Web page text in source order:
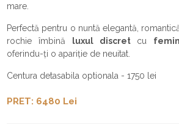
mare.
Perfectă pentru o nuntă elegantă,
rochie îmbină
luxul discretcu
oferindu-ți o apariție de neuitat.
Centura detasabila optionala - 1750 lei
PRET: 6480 Lei